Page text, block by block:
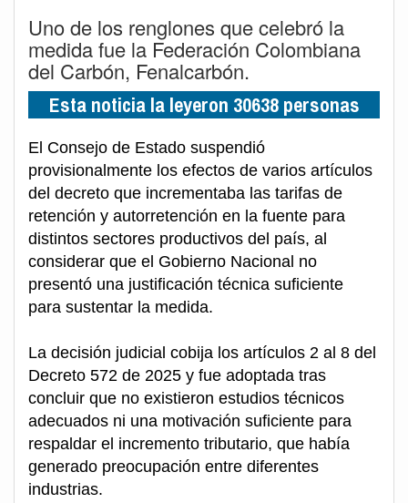
Uno de los renglones que celebró la
medida fue la Federación Colombiana
del Carbón, Fenalcarbón.
Esta noticia la leyeron 30638 personas
El Consejo de Estado suspendió
provisionalmente los efectos de varios artículos
del decreto que incrementaba las tarifas de
retención y autorretención en la fuente para
distintos sectores productivos del país, al
considerar que el Gobierno Nacional no
presentó una justificación técnica suficiente
para sustentar la medida.
La decisión judicial cobija los artículos 2 al 8 del
Decreto 572 de 2025 y fue adoptada tras
concluir que no existieron estudios técnicos
adecuados ni una motivación suficiente para
respaldar el incremento tributario, que había
generado preocupación entre diferentes
industrias.